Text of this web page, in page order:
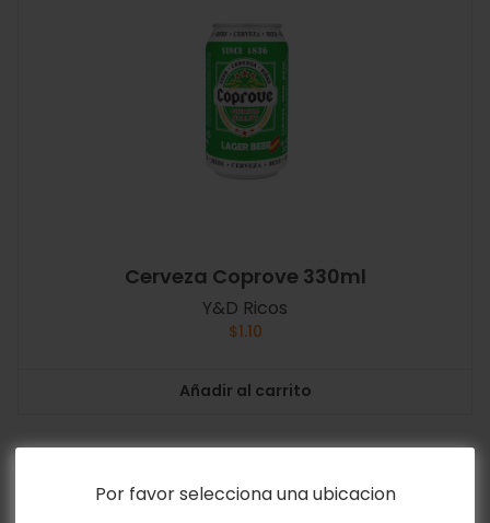
Por favor selecciona una ubicacion
Cerveza Coprove 330ml
Y&D Ricos
$1.10
Añadir al carrito